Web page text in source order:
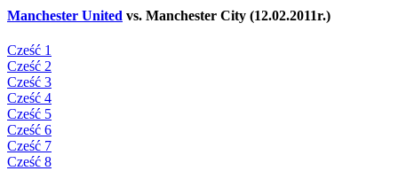
Manchester United vs. Manchester City (12.02.2011r.)
Cześć 1
Cześć 2
Cześć 3
Cześć 4
Cześć 5
Cześć 6
Cześć 7
Cześć 8